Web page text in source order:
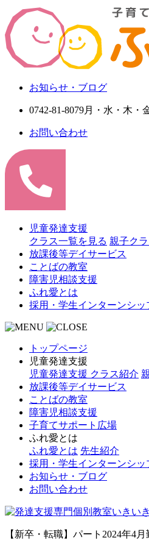
お知らせ・ブログ
0742-81-8079月・水・木・
お問い合わせ
児童発達支援
クラス一覧を見る 親子ク
放課後等デイサービス
ことばの教室
障害児相談支援
ふれ愛とは
採用・学生インターンシッ
トップページ
児童発達支援
児童発達支援 クラス紹介
放課後等デイサービス
ことばの教室
障害児相談支援
子育てサポート広場
ふれ愛とは
ふれ愛とは 先生紹介
採用・学生インターンシッ
お知らせ・ブログ
お問い合わせ
【新卒・転職】パート2024年4